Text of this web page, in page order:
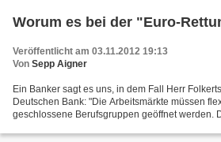
Worum es bei der "Euro-
Veröffentlicht am 03.11.2012 19:13
Von Sepp Aigner
Ein Banker sagt es uns, in dem Fall Herr
Deutschen Bank: "Die Arbeitsmärkte müssen
geschlossene Berufsgruppen geöffnet werden.